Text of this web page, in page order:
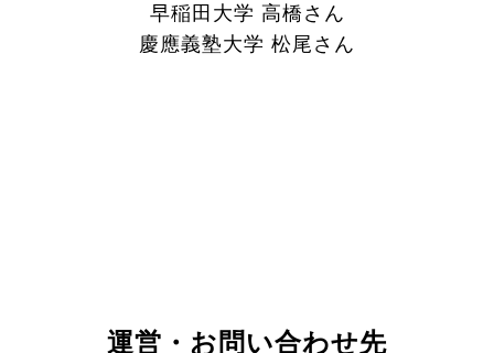
早稲田大学 高橋さん
慶應義塾大学 松尾さん
運営・お問い合わせ先